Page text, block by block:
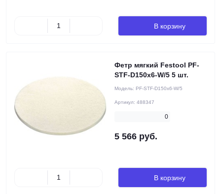
В корзину
Фетр мягкий Festool PF-
STF-D150x6-W/5 5 шт.
Модель: PF-STF-D150x6-W/5
Артикул: 488347
0
5 566 руб.
В корзину